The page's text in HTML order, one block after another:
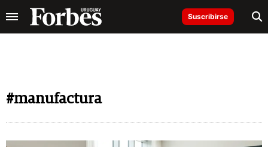
Suscribirse
#manufactura